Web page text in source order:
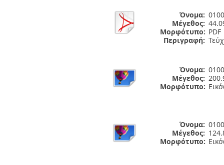
Όνομα:
Μέγεθος:
Μορφότυπο: PDF
Περιγραφή:
Όνομα:
Μέγεθος:
Μορφότυπο:
Όνομα:
Μέγεθος:
Μορφότυπο: